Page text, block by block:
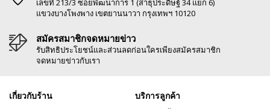
เลขที่ 213/3 ซอยพัฒนาการ 1 (สาธุประดิษฐ์ 34 แยก 6)
แขวงบางโพงพาง เขตยานนาวา กรุงเทพฯ 10120
สมัครสมาชิกจดหมายข่าว
รับสิทธิประโยชน์และส่วนลดก่อนใครเพียงสมัครสมาชิก
จดหมายข่าวกับเรา
เกี่ยวกับร้าน บริการลูกค้า